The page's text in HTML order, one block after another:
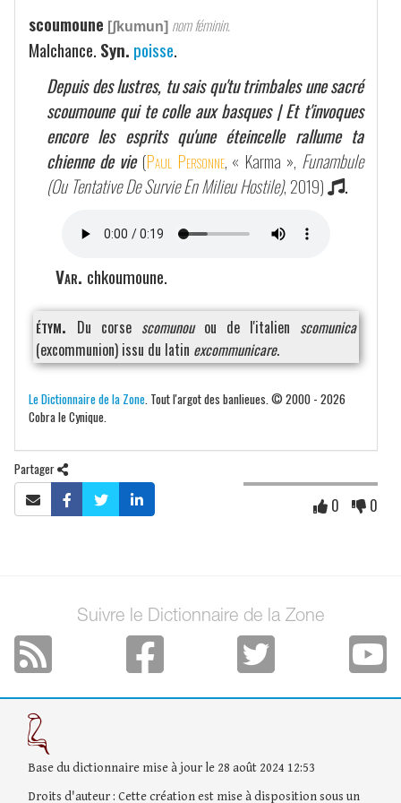
scoumoune [ʃkumun] nom féminin.
Malchance. Syn. poisse.
Depuis des lustres, tu sais qu'tu trimbales une sacré
scoumoune qui te colle aux basques | Et t'invoques
encore les esprits qu'une éteincelle rallume ta
chienne de vie (Paul Personne, « Karma », Funambule
(Ou Tentative De Survie En Milieu Hostile), 2019) .
Var. chkoumoune.
étym. Du corse scomunouou de l'italien scomunica
(excommunion) issu du latin excommunicare.
Le Dictionnaire de la Zone . Tout l'argot des banlieues. © 2000 - 2026
Cobra le Cynique.
Partager
0 0
Suivre le Dictionnaire de la Zone
Base du dictionnaire mise à jour le 28 août 2024 12:53
Droits d'auteur : Cette création est mise à disposition sous un